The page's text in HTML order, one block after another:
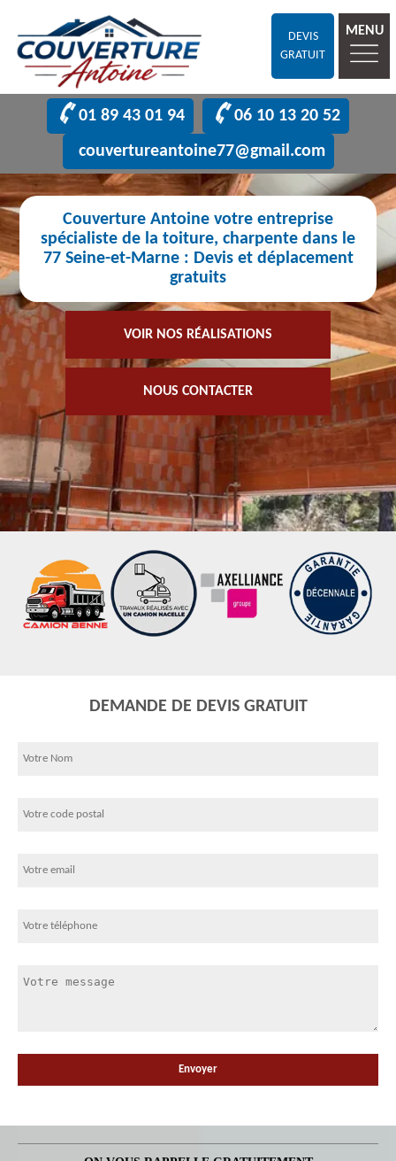
DEVIS
GRATUIT
MENU
01 89 43 01 94
06 10 13 20 52
couvertureantoine77@gmail.com
Couverture Antoine votre entreprise
spécialiste de la toiture, charpente dans le
77 Seine-et-Marne : Devis et déplacement
gratuits
VOIR NOS RÉALISATIONS
NOUS CONTACTER
DEMANDE DE DEVIS GRATUIT